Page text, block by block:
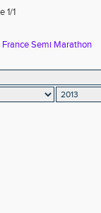
1/1
Semi Marathon